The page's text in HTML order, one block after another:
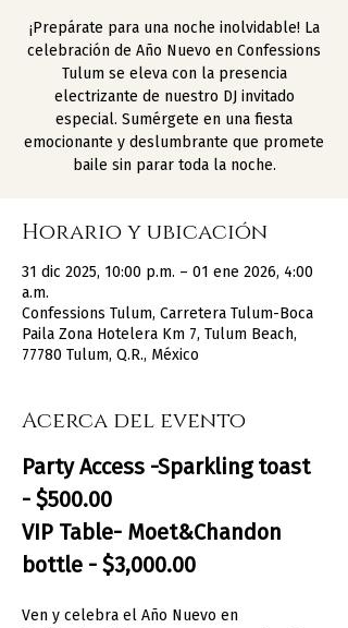
¡Prepárate para una noche inolvidable! La
celebración de Año Nuevo en Confessions
Tulum se eleva con la presencia
electrizante de nuestro DJ invitado
especial. Sumérgete en una fiesta
emocionante y deslumbrante que promete
baile sin parar toda la noche.
Horario y ubicación
31 dic 2025, 10:00 p.m. – 01 ene 2026, 4:00
a.m.
Confessions Tulum, Carretera Tulum-Boca
Paila Zona Hotelera Km 7, Tulum Beach,
77780 Tulum, Q.R., México
Acerca del evento
Party Access -Sparkling toast
- $500.00
VIP Table- Moet&Chandon
bottle - $3,000.00
Ven y celebra el Año Nuevo en